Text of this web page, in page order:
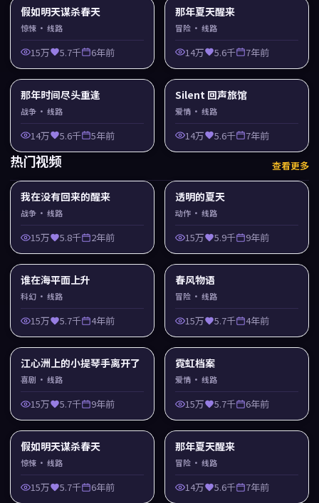
假如明天谋杀春天
惊悚 · 线路
15万 5.7千 6年前
那年夏天醒来
冒险 · 线路
14万 5.6千 7年前
那年时间尽头重逢
战争 · 线路
14万 5.6千 5年前
Silent 回声旅馆
爱情 · 线路
14万 5.6千 7年前
热门视频 查看更多
我在没有回来的醒来
战争 · 线路
15万 5.8千 2年前
透明的夏天
动作 · 线路
15万 5.9千 9年前
谁在海平面上升
科幻 · 线路
15万 5.7千 4年前
春风物语
冒险 · 线路
15万 5.7千 4年前
江心洲上的小提琴手离开了
喜剧 · 线路
15万 5.7千 9年前
霓虹档案
爱情 · 线路
15万 5.7千 6年前
假如明天谋杀春天
惊悚 · 线路
15万 5.7千 6年前
那年夏天醒来
冒险 · 线路
14万 5.6千 7年前